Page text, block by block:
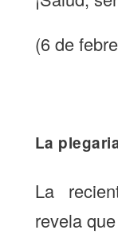
(6 de
La
La
revela